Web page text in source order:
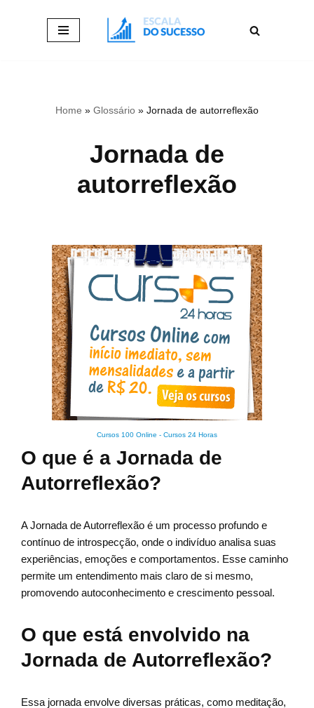
Home » Glossário » Jornada de autorreflexão
Jornada de
autorreflexão
Cursos 100 Online - Cursos 24 Horas
O que é a Jornada de
Autorreflexão?
A Jornada de Autorreflexão é um processo profundo e
contínuo de introspecção, onde o indivíduo analisa suas
experiências, emoções e comportamentos. Esse caminho
permite um entendimento mais claro de si mesmo,
promovendo autoconhecimento e crescimento pessoal.
O que está envolvido na
Jornada de Autorreflexão?
Essa jornada envolve diversas práticas, como meditação,